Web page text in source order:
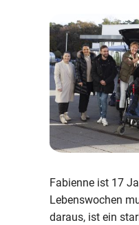
Fabienne ist 17
Lebenswochen
daraus, ist ein